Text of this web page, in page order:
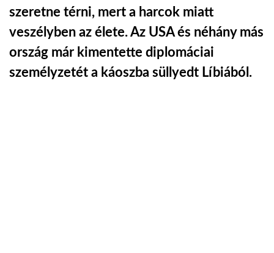
szeretne térni, mert a harcok miatt
veszélyben az élete. Az USA és néhány más
ország már kimentette diplomáciai
személyzetét a káoszba süllyedt Líbiából.